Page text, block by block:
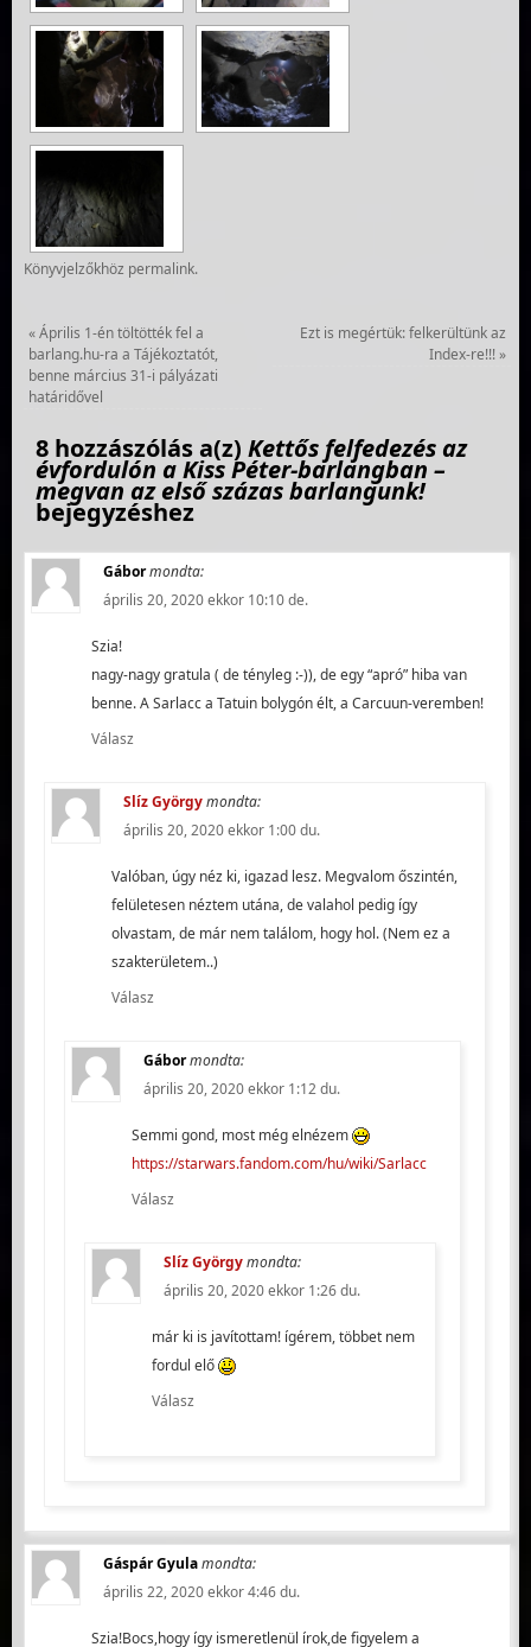
Könyvjelzőkhöz permalink.
«Április 1-én töltötték fel a
barlang.hu-ra a Tájékoztatót,
benne március 31-i pályázati
határidővel
Ezt is megértük: felkerültünk az
Index-re!!!»
8 hozzászólás a(z) Kettős felfedezés az
évfordulón a Kiss Péter-barlangban –
megvan az első százas barlangunk!
bejegyzéshez
Gábormondta:
április 20, 2020 ekkor 10:10 de.
Szia!
nagy-nagy gratula ( de tényleg :-)), de egy “apró” hiba van
benne. A Sarlacc a Tatuin bolygón élt, a Carcuun-veremben!
Válasz
Slíz Györgymondta:
április 20, 2020 ekkor 1:00 du.
Valóban, úgy néz ki, igazad lesz. Megvalom őszintén,
felületesen néztem utána, de valahol pedig így
olvastam, de már nem találom, hogy hol. (Nem ez a
szakterületem..)
Válasz
Gábormondta:
április 20, 2020 ekkor 1:12 du.
Semmi gond, most még elnézem
https://starwars.fandom.com/hu/wiki/Sarlacc
Válasz
Slíz Györgymondta:
április 20, 2020 ekkor 1:26 du.
már ki is javítottam! ígérem, többet nem
fordul elő
Válasz
Gáspár Gyulamondta:
április 22, 2020 ekkor 4:46 du.
Szia!Bocs,hogy így ismeretlenül írok,de figyelem a